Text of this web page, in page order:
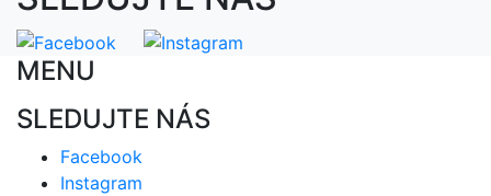
MENU
SLEDUJTE NÁS
Facebook
Instagram